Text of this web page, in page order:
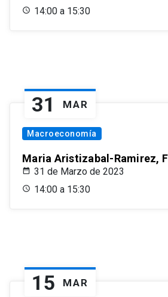
14:00 a 15:30
31 MAR
Macroeconomía
Maria Aristizabal-Ramirez,
31 de Marzo de 2023
14:00 a 15:30
15 MAR